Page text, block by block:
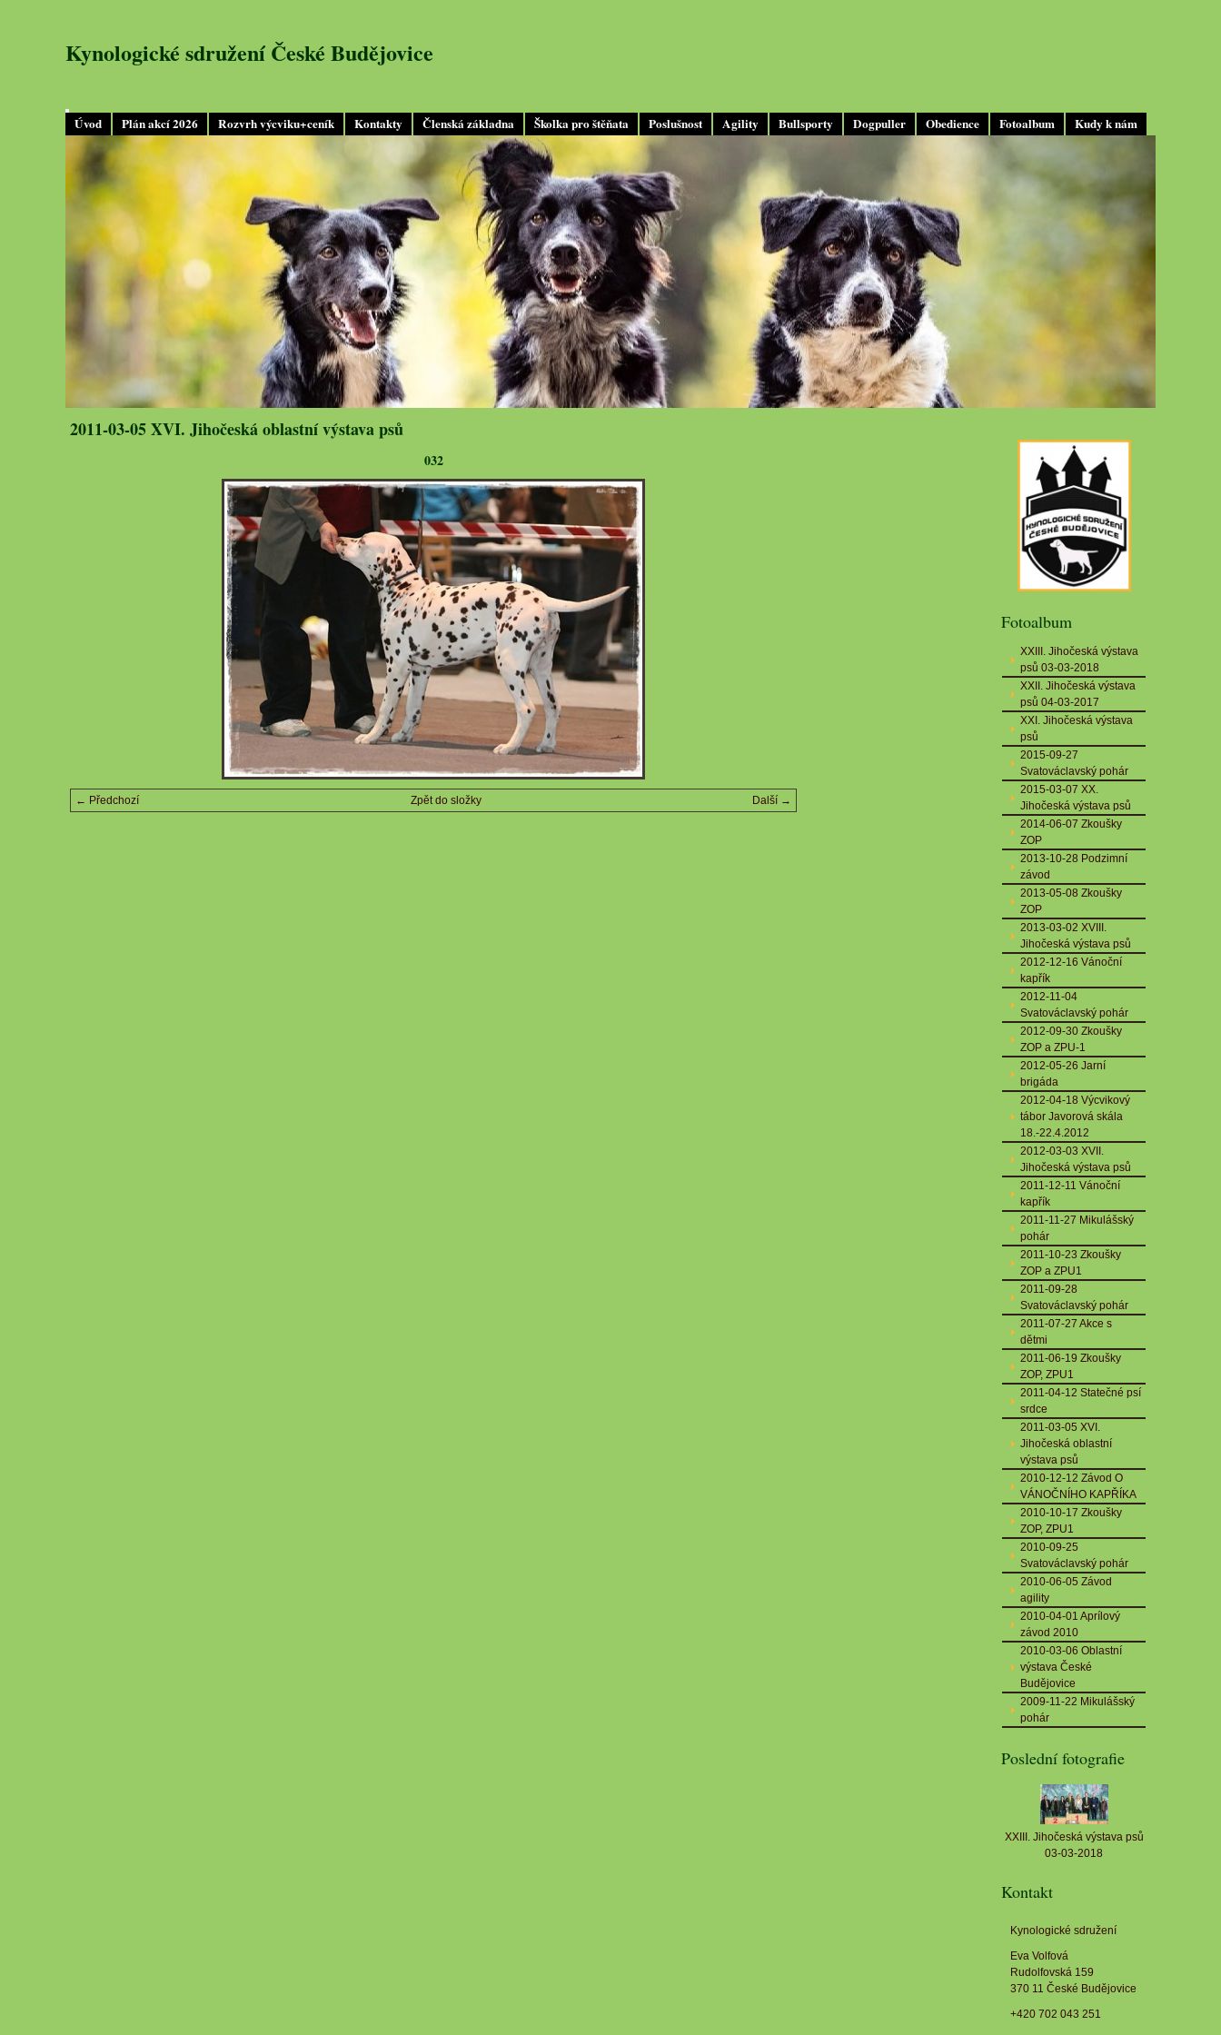
Úvod Plán akcí 2026 Rozvrh výcviku+ceník Kontakty Členská základna Školka pro štěňata Poslušnost Agility Bullsporty Dogpuller Obedience Fotoalbum Kudy k nám
Kynologické sdružení České Budějovice
2011-03-05 XVI. Jihočeská oblastní výstava psů
032
← Předchozí Další →
Zpět do složky
Fotoalbum
XXIII. Jihočeská výstava
psů 03-03-2018
XXII. Jihočeská výstava
psů 04-03-2017
XXI. Jihočeská výstava
psů
2015-09-27
Svatováclavský pohár
2015-03-07 XX.
Jihočeská výstava psů
2014-06-07 Zkoušky
ZOP
2013-10-28 Podzimní
závod
2013-05-08 Zkoušky
ZOP
2013-03-02 XVIII.
Jihočeská výstava psů
2012-12-16 Vánoční
kapřík
2012-11-04
Svatováclavský pohár
2012-09-30 Zkoušky
ZOP a ZPU-1
2012-05-26 Jarní
brigáda
2012-04-18 Výcvikový
tábor Javorová skála
18.-22.4.2012
2012-03-03 XVII.
Jihočeská výstava psů
2011-12-11 Vánoční
kapřík
2011-11-27 Mikulášský
pohár
2011-10-23 Zkoušky
ZOP a ZPU1
2011-09-28
Svatováclavský pohár
2011-07-27 Akce s
dětmi
2011-06-19 Zkoušky
ZOP, ZPU1
2011-04-12 Statečné psí
srdce
2011-03-05 XVI.
Jihočeská oblastní
výstava psů
2010-12-12 Závod O
VÁNOČNÍHO KAPŘÍKA
2010-10-17 Zkoušky
ZOP, ZPU1
2010-09-25
Svatováclavský pohár
2010-06-05 Závod
agility
2010-04-01 Aprílový
závod 2010
2010-03-06 Oblastní
výstava České
Budějovice
2009-11-22 Mikulášský
pohár
Poslední fotografie
XXIII. Jihočeská výstava psů
03-03-2018
Kontakt
Kynologické sdružení
Eva Volfová
Rudolfovská 159
370 11 České Budějovice
+420 702 043 251